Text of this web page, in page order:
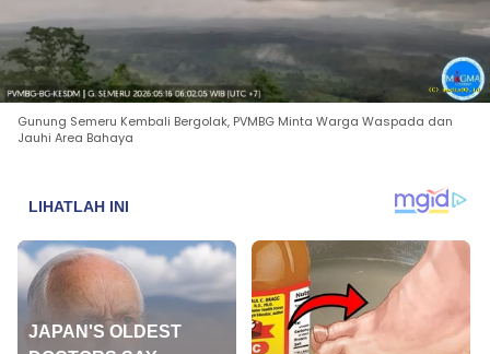
Gunung Semeru Kembali Bergolak, PVMBG Minta Warga Waspada dan
Jauhi Area Bahaya